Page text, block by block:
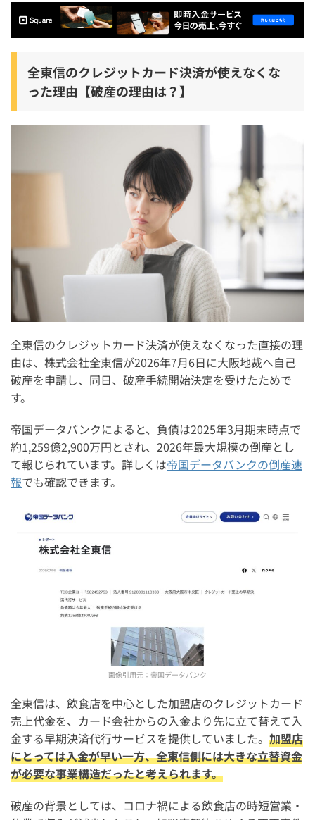
スを簡単診断！
全東信の代わりにおすすめの決済端末9選
Square Tap to Pay【最短当日でカード決済を再開したい
店舗向け】
決済をまとめたい店舗向け】
PAYGATE【低手数料でPOS連携まで見直したい店舗向け】
楽天ペイターミナル【楽天銀行で最短翌日入金を使いたい
stera pack(ステラパック)【銀行系の安心感と低手数料を
重視したい店舗向け】
Squareリーダー【低コストで専用端末を導入したい店舗
Squareターミナル【レシート印刷まで1台で完結したい店
舗向け】
を重視したい店舗向け】
STORES決済【端末無料でネット販売やPOS連携も見たい
全東信から他の決済端末に乗り換える際の注意点
1. 全東信端末の使用を止めて未入金額を集計する
2. 即日導入と本命端末を分けて考える
4. 自店の業種が審査に通るか事前に確認する
5. 端末費用・月額費用・解約条件まで確認する
全東信で使えなくなったカード決済端末は交換してもらえ
る？
代わりの決済端末には全東信と同じようなリスクはない？
破産した全東信の解約手続きは必要？
全東信の代わりの入金サイクルが早い決済端末はどれ？
全東信の代わりの最短即日で導入できる決済端末はどれ？
全東信の競合・同業他社にはどんな決済代行サービスがあ
る？
まとめ：全東信の代わりにおすすめの決済端末9選【破産
全東信のクレジットカード決済が使えなくな
った理由【破産の理由は？】
全東信のクレジットカード決済が使えなくなった直接の理
由は、株式会社全東信が2026年7月6日に大阪地裁へ自己
破産を申請し、同日、破産手続開始決定を受けたためで
す。
帝国データバンクによると、負債は2025年3月期末時点で
約1,259億2,900万円とされ、2026年最大規模の倒産とし
て報じられています。詳しくは帝国データバンクの倒産速
報でも確認できます。
画像引用元： 帝国データバンク
全東信は、飲食店を中心とした加盟店のクレジットカード
売上代金を、カード会社からの入金より先に立て替えて入
金する早期決済代行サービスを提供していました。 加盟店
にとっては入金が早い一方、全東信側には大きな立替資金
が必要な事業構造だったと考えられます。
破産の背景としては、コロナ禍による飲食店の時短営業・